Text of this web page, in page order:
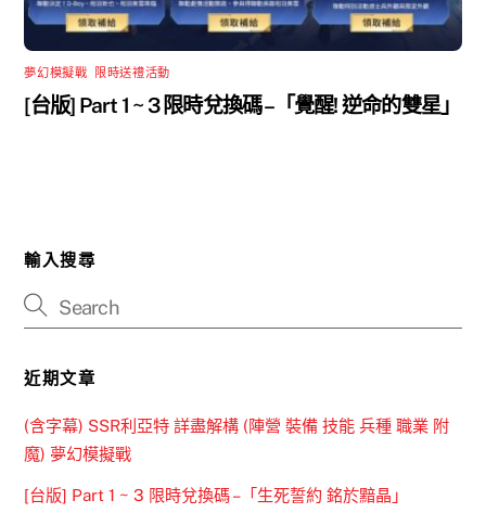
夢幻模擬戰 限時送禮活動
[台版] Part 1 ~ 3 限時兌換碼 –「覺醒! 逆命的雙星」
輸入搜尋
近期文章
(含字幕) SSR利亞特 詳盡解構 (陣營 裝備 技能 兵種 職業 附
魔) 夢幻模擬戰
[台版] Part 1 ~ 3 限時兌換碼 –「生死誓約 銘於黯晶」